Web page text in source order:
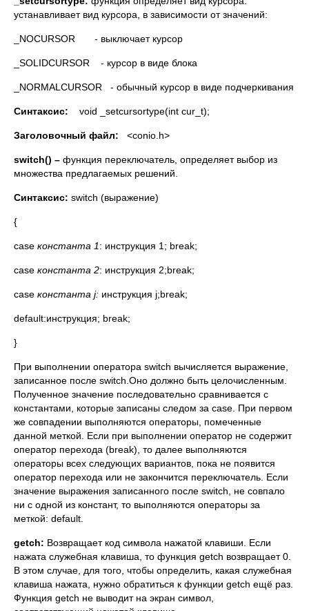
устанавливает вид курсора, в зависимости от значений:
_NOCURSOR - выключает курсор
_SOLIDCURSOR - курсор в виде блока
_NORMALCURSOR - обычный курсор в виде подчеркивания
Синтаксис: void _setcursortype(int cur_t);
Заголовочный файл: <conio.h>
switch() – функция переключатель, определяет выбор из
множества предлагаемых решений.
Синтаксис: switch (выражение)
{
case константа 1: инструкция 1; break;
case константа 2: инструкция 2;break;
case константа j: инструкция j;break;
default:инструкция; break;
}
При выполнении оператора switch вычисляется выражение,
записанное после switch.Оно должно быть целочисленным.
Полученное значение последовательно сравнивается с
константами, которые записаны следом за case. При первом
же совпадении выполняются операторы, помеченные
данной меткой. Если при выполнении оператор не содержит
оператор перехода (break), то далее выполняются
операторы всех следующих вариантов, пока не появится
оператор перехода или не закончится переключатель. Если
значение выражения записанного после switch, не совпало
ни с одной из констант, то выполняются операторы за
меткой: default.
getch: Возвращает код символа нажатой клавиши. Если
нажата служебная клавиша, то функция getch возвращает 0.
В этом случае, для того, чтобы определить, какая служебная
клавиша нажата, нужно обратиться к функции getch ещё раз.
Функция getch не выводит на экран символ,